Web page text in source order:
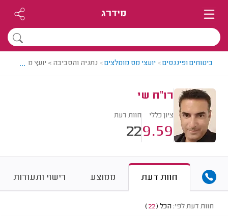
מידרג
ביטוחים ופיננסים> יועצי מס מומלצים> נתניה והסביבה > יועץ מס מומלץ
...
רו"ח שי
ציון כללי
9.59
חוות דעת
22
חוות דעת ממוצע רישוי ותעודות
חוות דעת לפי: הכל (
22
)